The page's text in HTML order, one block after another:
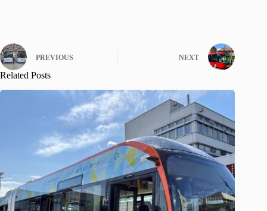
PREVIOUS NEXT
Related Posts